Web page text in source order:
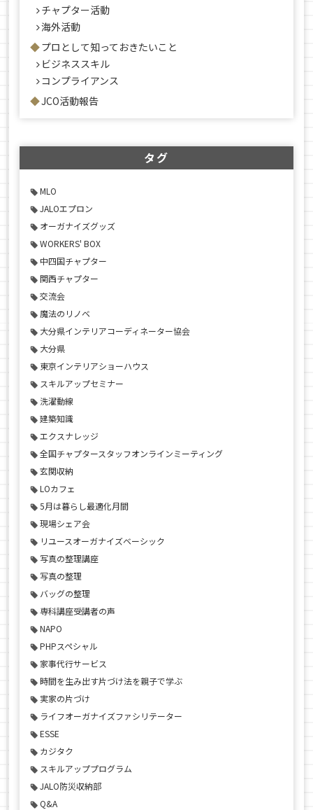
チャプター活動
海外活動
プロとして知っておきたいこと
ビジネススキル
コンプライアンス
JCO活動報告
タグ
MLO
JALOエプロン
オーガナイズグッズ
WORKERS' BOX
中四国チャプター
関西チャプター
交流会
魔法のリノベ
大分県インテリアコーディネーター協会
大分県
東京インテリアショーハウス
スキルアップセミナー
洗濯動線
建築知識
エクスナレッジ
全国チャプタースタッフオンラインミーティング
玄関収納
LOカフェ
5月は暮らし最適化月間
現場シェア会
リユースオーガナイズベーシック
写真の整理講座
写真の整理
バッグの整理
専科講座受講者の声
NAPO
PHPスペシャル
家事代行サービス
時間を生み出す片づけ法を親子で学ぶ
実家の片づけ
ライフオーガナイズファシリテーター
ESSE
カジタク
スキルアッププログラム
JALO防災収納部
Q&A